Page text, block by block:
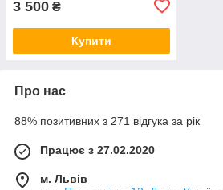
3 500 ₴
Купити
Про нас
88% позитивних з 271 відгука за рік
Працює з 27.02.2020
м. Львів